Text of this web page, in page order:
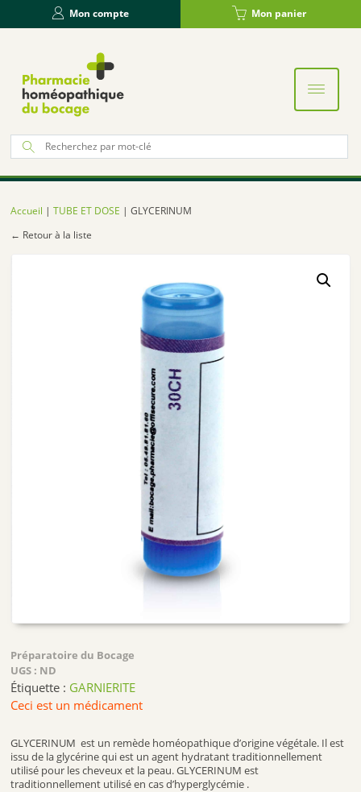
Mon compte Mon panier
:
Accueil |TUBE ET DOSE | GLYCERINUM
← Retour à la liste
Préparatoire du Bocage
UGS : ND
Étiquette : GARNIERITE
Ceci est un médicament
GLYCERINUM est un remède homéopathique d’origine végétale. Il est
issu de la glycérine qui est un agent hydratant traditionnellement
utilisé pour les cheveux et la peau. GLYCERINUM est
traditionnellement utilisé en cas d’hyperglycémie .
Panneau de gestion des cookies